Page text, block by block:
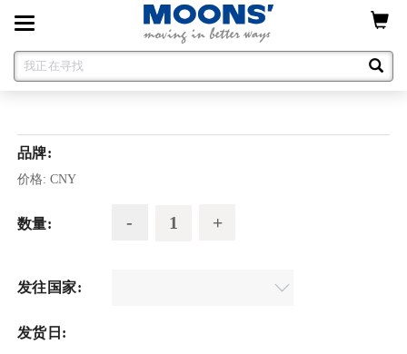
Toggle
navigation
品牌:
价格: CNY
数量:
发往国家:
发货日: